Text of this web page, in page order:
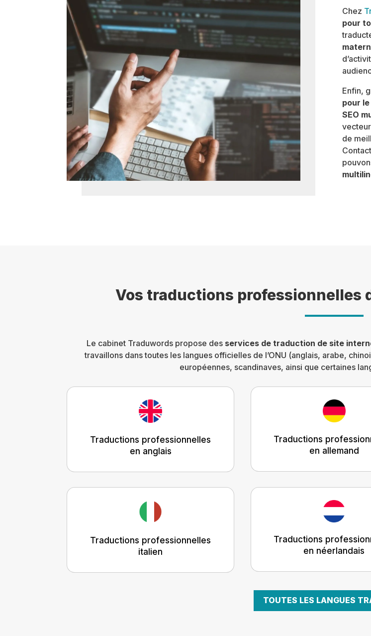
Chez
pour
Enfin,
pour
SEO
de
Vos traductions professionnelles
Le cabinet Traduwords propose des services de traduction de site
travaillons dans toutes les langues officielles de l’ONU (anglais, arabe,
européennes, scandinaves, ainsi que certaines
Traductions professionnelles
en anglais
Traductions
en allemand
Traductions professionnelles
italien
Traductions
en néerlandais
TOUTES LES LANGUES